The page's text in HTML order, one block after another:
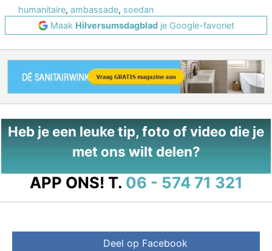
humanitaire, ambassade, soedan
Maak Hilversumsdagbladje Google-favoriet
Heb je een leuke tip, foto of video die je
met ons wilt delen?
APP ONS! T. 06 - 574 71 321
Deel op Facebook